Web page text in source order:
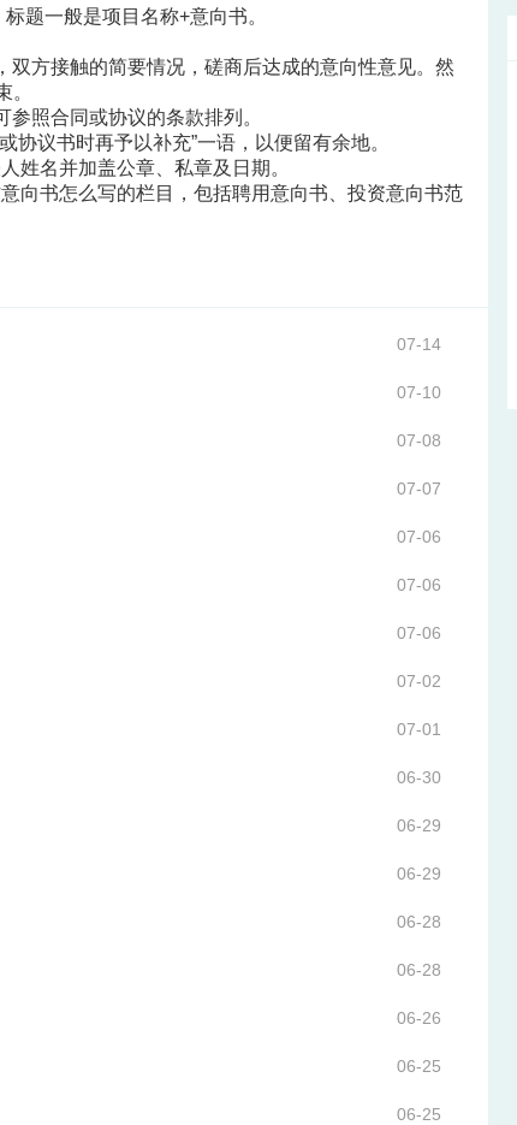
题一般是项目名称+意向书。
双方接触的简要情况，磋商后达成的意向性意见。然
。
参照合同或协议的条款排列。
协议书时再予以补充”一语，以便留有余地。
姓名并加盖公章、私章及日期。
向书怎么写的栏目，包括聘用意向书、投资意向书范
07-14
07-10
07-08
07-07
07-06
07-06
07-06
07-02
07-01
06-30
06-29
06-29
06-28
06-28
06-26
06-25
06-25